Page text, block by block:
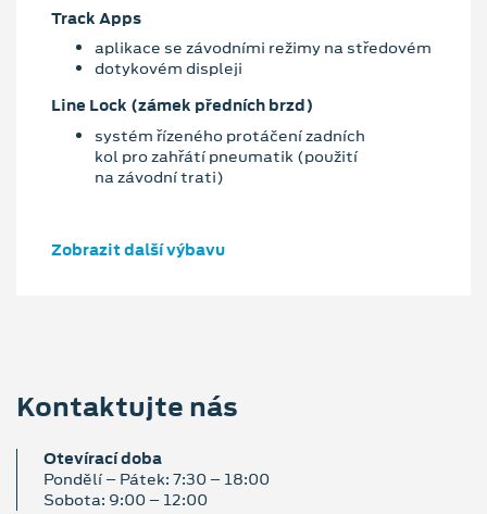
Track Apps
aplikace se závodními režimy na středovém
dotykovém displeji
Line Lock (zámek předních brzd)
systém řízeného protáčení zadních
kol pro zahřátí pneumatik (použití
na závodní trati)
Zobrazit další výbavu
Kontaktujte nás
Otevírací doba
Pondělí – Pátek: 7:30 – 18:00
Sobota: 9:00 – 12:00